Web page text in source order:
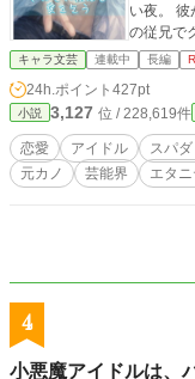
い夜。
の従兄でク
執着、嫉
く危うい溺愛ラブ。 恋人であ
苦い過去
〈お知ら
すが、読
「美容系
は蜜の味
キャラ文芸 連載中 長編
24h.ポイント 427pt
小説 3,127 位 / 228,619件
恋愛 アイドル スパダ
元カノ
芸能界 エタニ
4
小悪魔アイドルは、